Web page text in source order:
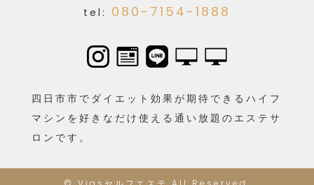
tel: 080-7154-1888
四日市市でダイエット効果が期待できるハイフ
マシンを好きなだけ使える通い放題のエステサ
ロンです。